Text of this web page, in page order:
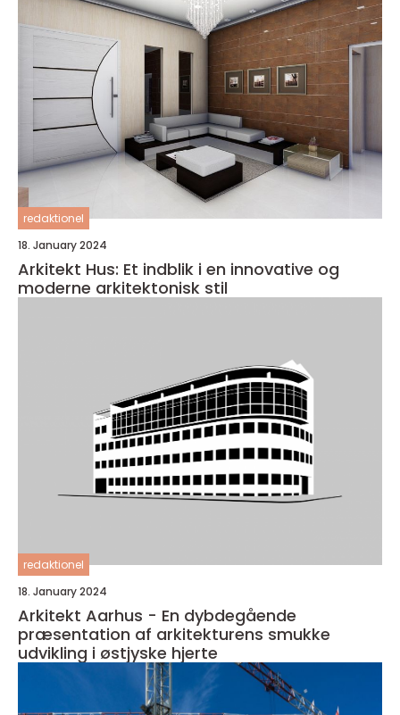
redaktionel
18. January 2024
Arkitekt Hus: Et indblik i en innovative og
moderne arkitektonisk stil
redaktionel
18. January 2024
Arkitekt Aarhus - En dybdegående
præsentation af arkitekturens smukke
udvikling i østjyske hjerte